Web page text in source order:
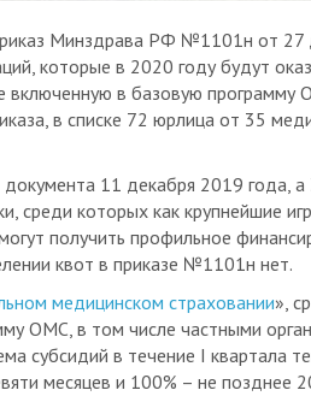
Минздрава РФ №1101н от
которые в 2020 году будут
в базовую программу
в списке 72 юрлица от 35
документа 11 декабря 2019 года, а
среди которых как крупнейшие
получить профильное
квот в приказе №1101н нет.
медицинском страховании»,
ОМС, в том числе частными
субсидий в течение I квартала
месяцев и 100% – не позднее